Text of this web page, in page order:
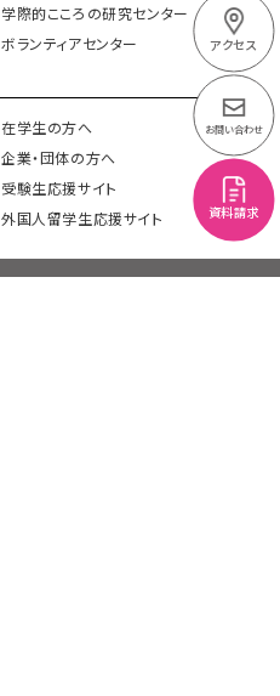
アクセス
お問い合わせ
資料請求
学際的こころの研究センター
ボランティアセンター
在学生の方へ
企業・団体の方へ
受験生応援サイト
外国人留学生応援サイト